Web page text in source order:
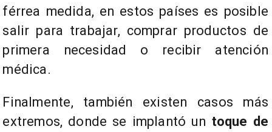
férrea medida, en estos países es posible
salir para trabajar, comprar productos de
primera necesidad o recibir atención
médica.
Finalmente, también existen casos más
extremos, donde se implantó un toque de